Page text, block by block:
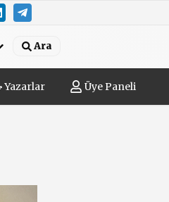
Ara
Yazarlar Üye Paneli